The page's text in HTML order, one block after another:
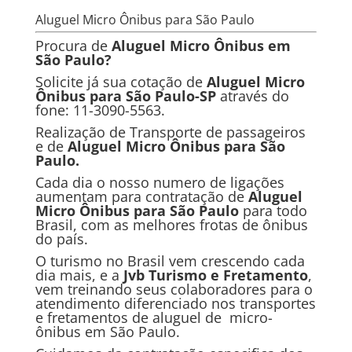
Aluguel Micro Ônibus para São Paulo
Procura de Aluguel Micro Ônibus em
São Paulo?
Solicite já sua cotação de Aluguel Micro
Ônibuspara São Paulo-SPatravés do
fone: 11-3090-5563.
Realização de Transporte de passageiros
e de Aluguel Micro Ônibuspara São
Paulo.
Cada dia o nosso numero de ligações
aumentam para contratação deAluguel
Micro Ônibuspara São Paulo para todo
Brasil, com as melhores frotas de ônibus
do país.
O turismo no Brasil vem crescendo cada
dia mais, e a Jvb Turismo e Fretamento,
vem treinando seus colaboradores para o
atendimento diferenciado nos transportes
e fretamentos de aluguel de micro-
ônibus em São Paulo.